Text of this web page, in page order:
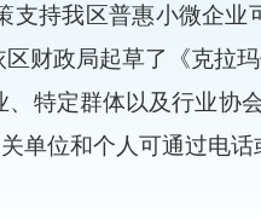
持我区普惠小微企
区财政局起草了《克拉
特定群体以及行业协
单位和个人可通过电话